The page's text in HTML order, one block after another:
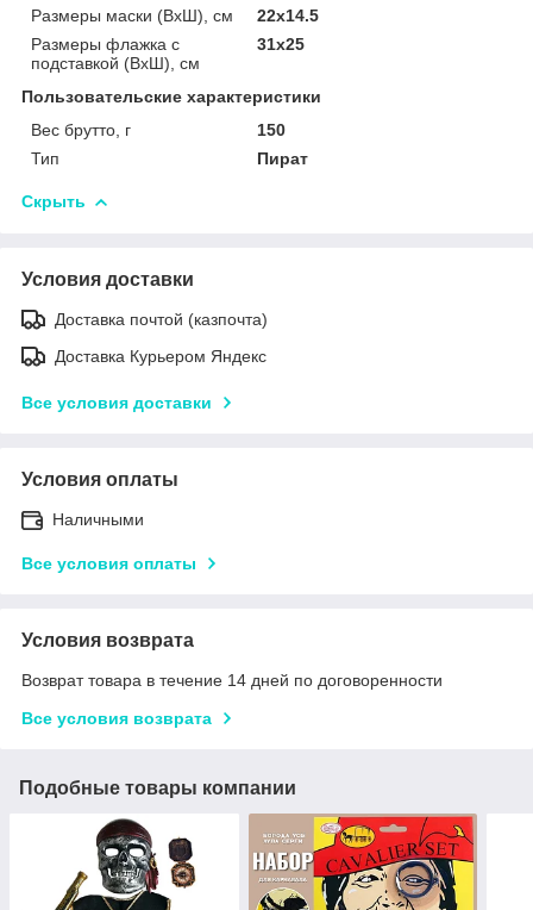
Размеры маски (ВхШ), см
22х14.5
Размеры флажка с
подставкой (ВхШ), см
31х25
Пользовательские характеристики
Вес брутто, г
150
Тип
Пират
Скрыть
Условия доставки
Доставка почтой (казпочта)
Доставка Курьером Яндекс
Все условия доставки
Условия оплаты
Наличными
Все условия оплаты
Условия возврата
Возврат товара в течение 14 дней по договоренности
Все условия возврата
Подобные товары компании